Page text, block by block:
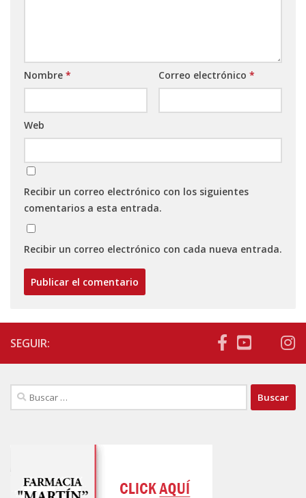
Nombre * Correo electrónico *
Web
Recibir un correo electrónico con los siguientes
comentarios a esta entrada.
Recibir un correo electrónico con cada nueva entrada.
SEGUIR:
Buscar: